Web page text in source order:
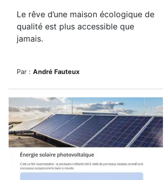
Le rêve d’une maison écologique de
qualité est plus accessible que
jamais.
Par : André Fauteux